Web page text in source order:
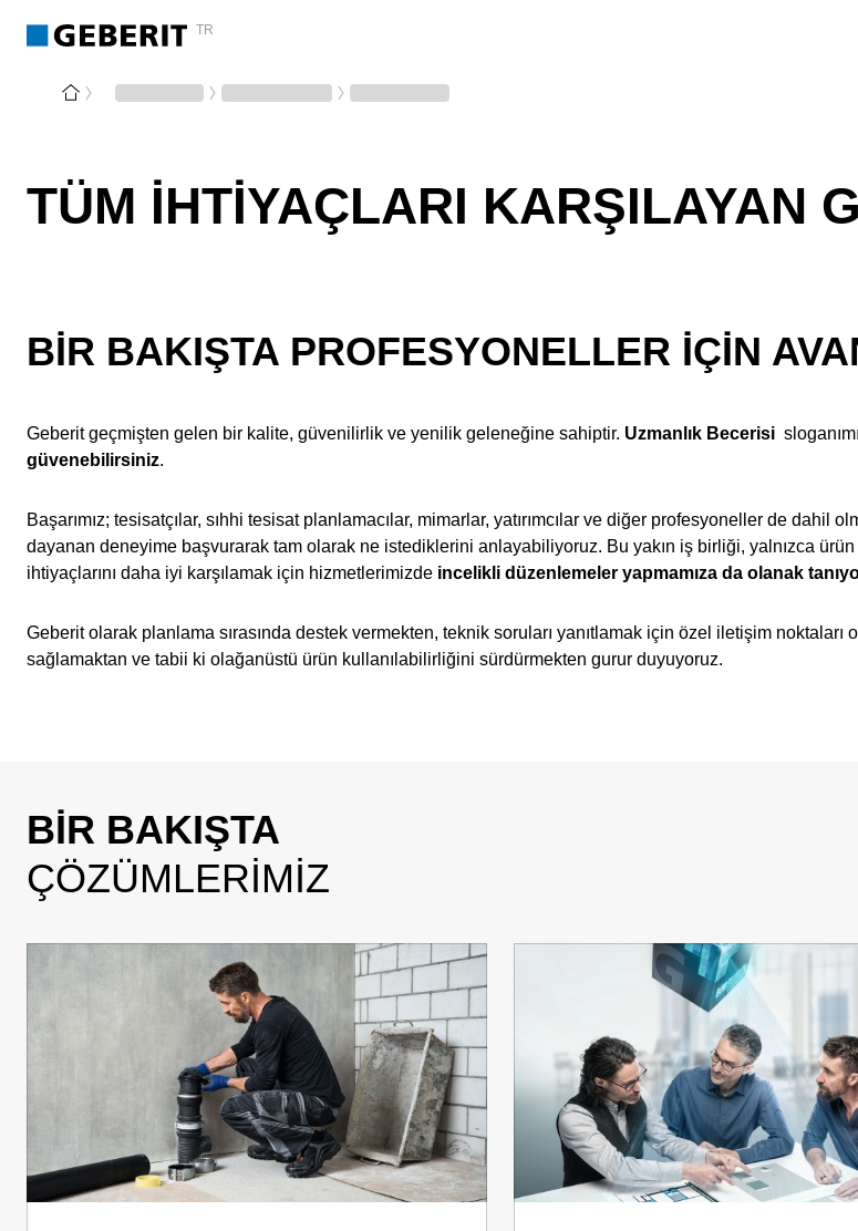
TR
TÜM IHTIYAÇLARI KARŞILAYAN
BIR BAKIŞTA PROFESYONELLER IÇIN
Geberit geçmişten gelen bir kalite, güvenilirlik ve yenilik geleneğine sahiptir. Uzmanlık Becerisi
güvenebilirsiniz.
Başarımız; tesisatçılar, sıhhi tesisat planlamacılar, mimarlar, yatırımcılar ve diğer profesyoneller de dahil
dayanan deneyime başvurarak tam olarak ne istediklerini anlayabiliyoruz. Bu yakın iş birliği, yalnızca
ihtiyaçlarını daha iyi karşılamak için hizmetlerimizde incelikli düzenlemeler yapmamıza da olanak
Geberit olarak planlama sırasında destek vermekten, teknik soruları yanıtlamak için özel iletişim noktaları
sağlamaktan ve tabii ki olağanüstü ürün kullanılabilirliğini sürdürmekten gurur duyuyoruz.
BIR BAKIŞTA
ÇÖZÜMLERIMIZ